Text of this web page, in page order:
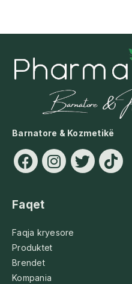
Barnatore & Kozmetikë
Faqet
Faqja kryesore
Produktet
Brendet
Kompania